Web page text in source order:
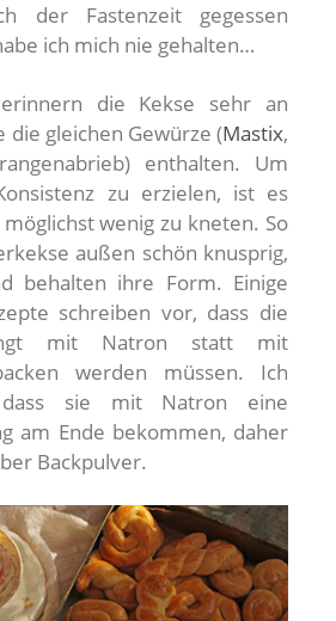
der Fastenzeit gegessen
ich mich nie gehalten…
erinnern die Kekse sehr an
die gleichen Gewürze (Mastix,
enthalten. Um
zu erzielen, ist es
wenig zu kneten. So
außen schön knusprig,
behalten ihre Form. Einige
schreiben vor, dass die
mit Natron statt mit
werden müssen. Ich
sie mit Natron eine
am Ende bekommen, daher
Backpulver.